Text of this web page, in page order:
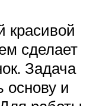
красивой
сделает
Задача
основу и